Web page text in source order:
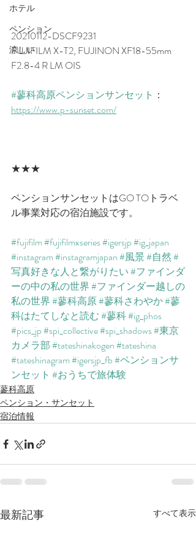
ホテル
ペンション
涼しい
20210112-DSCF9231
FUJIFILM X-T2, FUJINON XF18-55mm
F2.8-4 R LM OIS
#蓼科高原ペンションサンセット ：
https://www.p-sunset.com/​
★★★
ペンションサンセットはGO TOトラベ
ル事業対応の宿泊施設です。
#fujifilm#fujifilmxseries#igersjp#ig_japan
#instagram#instagramjapan#風景#自然#
写真好きな人と繋がりたい#ファインダ
ーの中の私の世界#ファインダー越しの
私の世界#蓼科高原#蓼科さわやか#蓼
科はたてしなと読む#蓼科#ig_phos
#pics_jp#spi_collective#spi_shadows#東京
カメラ部#tateshinakogen#tateshina
#tateshinagram#igersjp_fb#ペンションサ
ンセット #おうちで旅体験
蓼科高原
ペンション・サンセット
宿泊情報
最新記事 すべて表示